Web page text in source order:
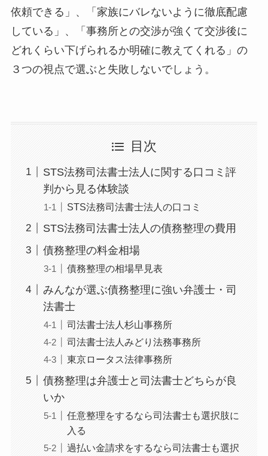
依頼できる」、「家族にバレないように徹底配慮
している」、「事務所との交渉が強くて交渉後に
どれくらい下げられるか明確に教えてくれる」の
３つの視点で選ぶと失敗しないでしょう。
目次
STS法務司法書士法人に関する口コミ評
判から見る体験談
STS法務司法書士法人の口コミ
STS法務司法書士法人の債務整理の費用
債務整理の料金相場
債務整理の相場早見表
みんなが選ぶ債務整理に強い弁護士・司
法書士
司法書士法人杉山事務所
司法書士法人みどり法務事務所
東京ロータス法律事務所
債務整理は弁護士と司法書士どちらが良
いか
任意整理をするなら司法書士も選択肢に
入る
過払い金請求をするなら司法書士も選択